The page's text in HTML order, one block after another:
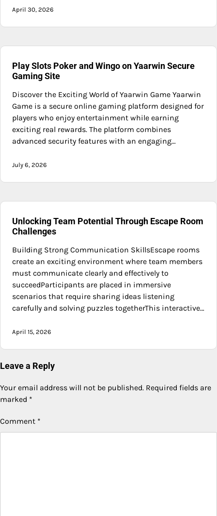
April 30, 2026
Play Slots Poker and Wingo on Yaarwin Secure
Gaming Site
Discover the Exciting World of Yaarwin Game Yaarwin
Game is a secure online gaming platform designed for
players who enjoy entertainment while earning
exciting real rewards. The platform combines
advanced security features with an engaging…
July 6, 2026
Unlocking Team Potential Through Escape Room
Challenges
Building Strong Communication SkillsEscape rooms
create an exciting environment where team members
must communicate clearly and effectively to
succeedParticipants are placed in immersive
scenarios that require sharing ideas listening
carefully and solving puzzles togetherThis interactive…
April 15, 2026
Leave a Reply
Your email address will not be published. Required fields are
marked *
Comment *